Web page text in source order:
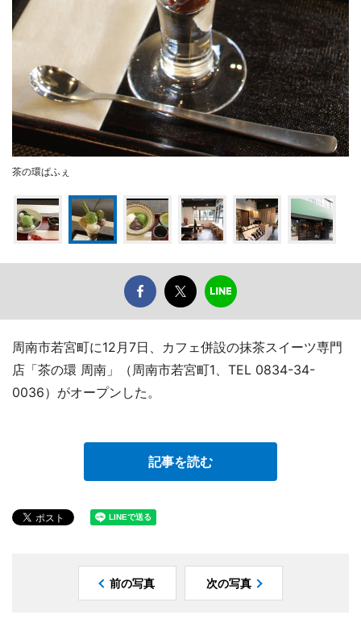
茶の環ぱふぇ
周南市若宮町に12月7日、カフェ併設の抹茶スイーツ専門
店「茶の環 周南」（周南市若宮町1、TEL 0834-34-
0036）がオープンした。
記事を読む
前の写真 次の写真